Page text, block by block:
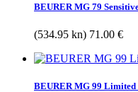
BEURER MG 79
(534.95 kn) 71.00 €
BEURER MG 99 Limited